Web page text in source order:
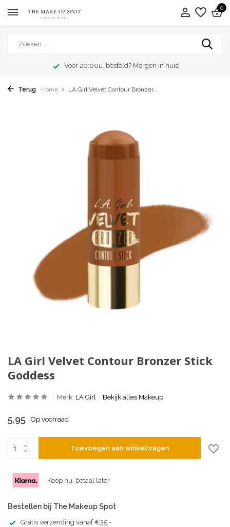
0
Voor 20:00u. besteld? Morgen in huis!
Terug Home LA Girl Velvet Contour Bronzer...
LA Girl Velvet Contour Bronzer Stick
Goddess
Merk: LA Girl Bekijk alles Makeup
5,95 Op voorraad
Toevoegen aan winkelwagen
Koop nu, betaal later
Bestellen bij The Makeup Spot
Gratis verzending vanaf €35,-